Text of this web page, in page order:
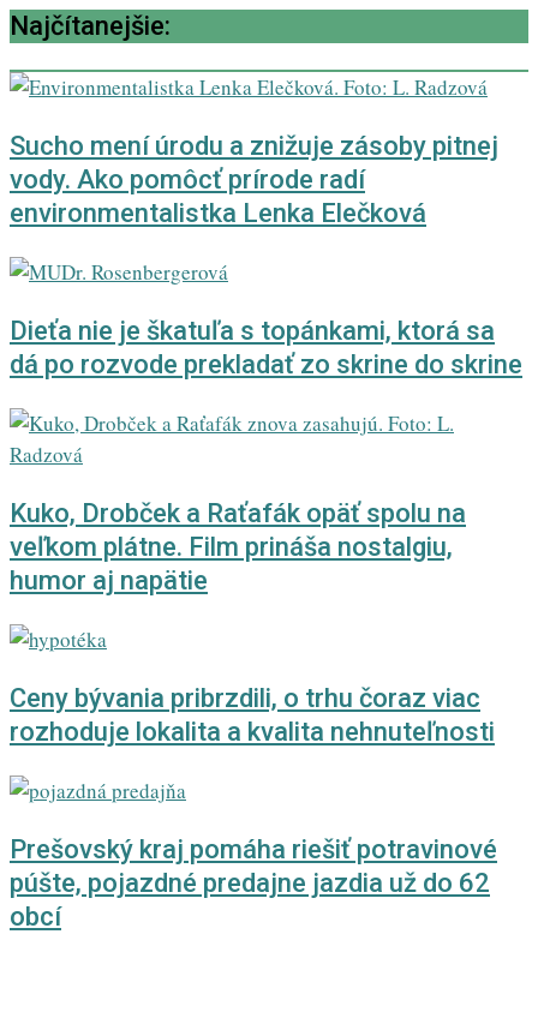
Najčítanejšie:
Sucho mení úrodu a znižuje zásoby pitnej
vody. Ako pomôcť prírode radí
environmentalistka Lenka Elečková
Dieťa nie je škatuľa s topánkami, ktorá sa
dá po rozvode prekladať zo skrine do skrine
Kuko, Drobček a Raťafák opäť spolu na
veľkom plátne. Film prináša nostalgiu,
humor aj napätie
Ceny bývania pribrzdili, o trhu čoraz viac
rozhoduje lokalita a kvalita nehnuteľnosti
Prešovský kraj pomáha riešiť potravinové
púšte, pojazdné predajne jazdia už do 62
obcí